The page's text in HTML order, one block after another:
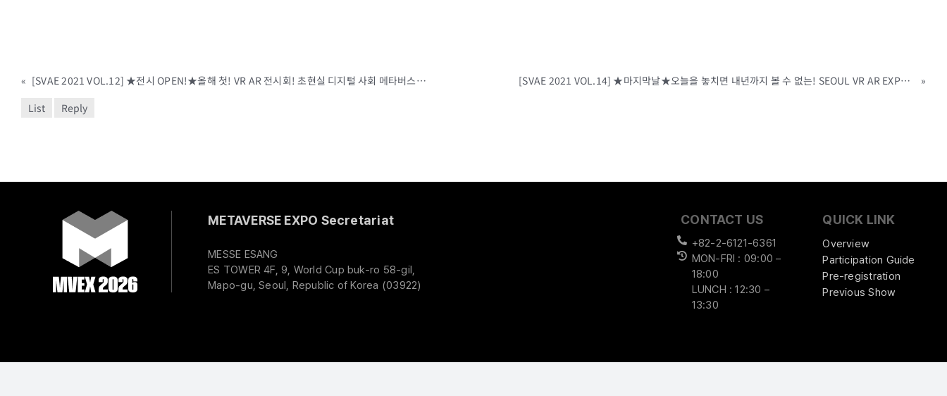
« [SVAE 2021 VOL.12] ★전시 OPEN!★올해 첫! VR AR 전시회! 초현실 디지털 사회 메타버스 기술 및 솔루션을 SEOUL VR AR EXPO 2021에서 확인하세요!(6.16~18,COEX) [SVAE 2021 VOL.14] ★마지막날★오늘을 놓치면 내년까지 볼 수 없는! SEOUL VR AR EXPO 2021! 지금 바로 COEX로 오세요!(6.16 - 18, COEX Hall C)
»
List
Reply
METAVERSE EXPO Secretariat
MESSE ESANG
ES TOWER 4F, 9, World Cup buk-ro 58-gil,
Mapo-gu, Seoul, Republic of Korea (03922)
CONTACT US
+82-2-6121-6361
MON-FRI : 09:00 –
18:00
LUNCH : 12:30 –
13:30
QUICK LINK
Overview
Participation Guide
Pre-registration
Previous Show